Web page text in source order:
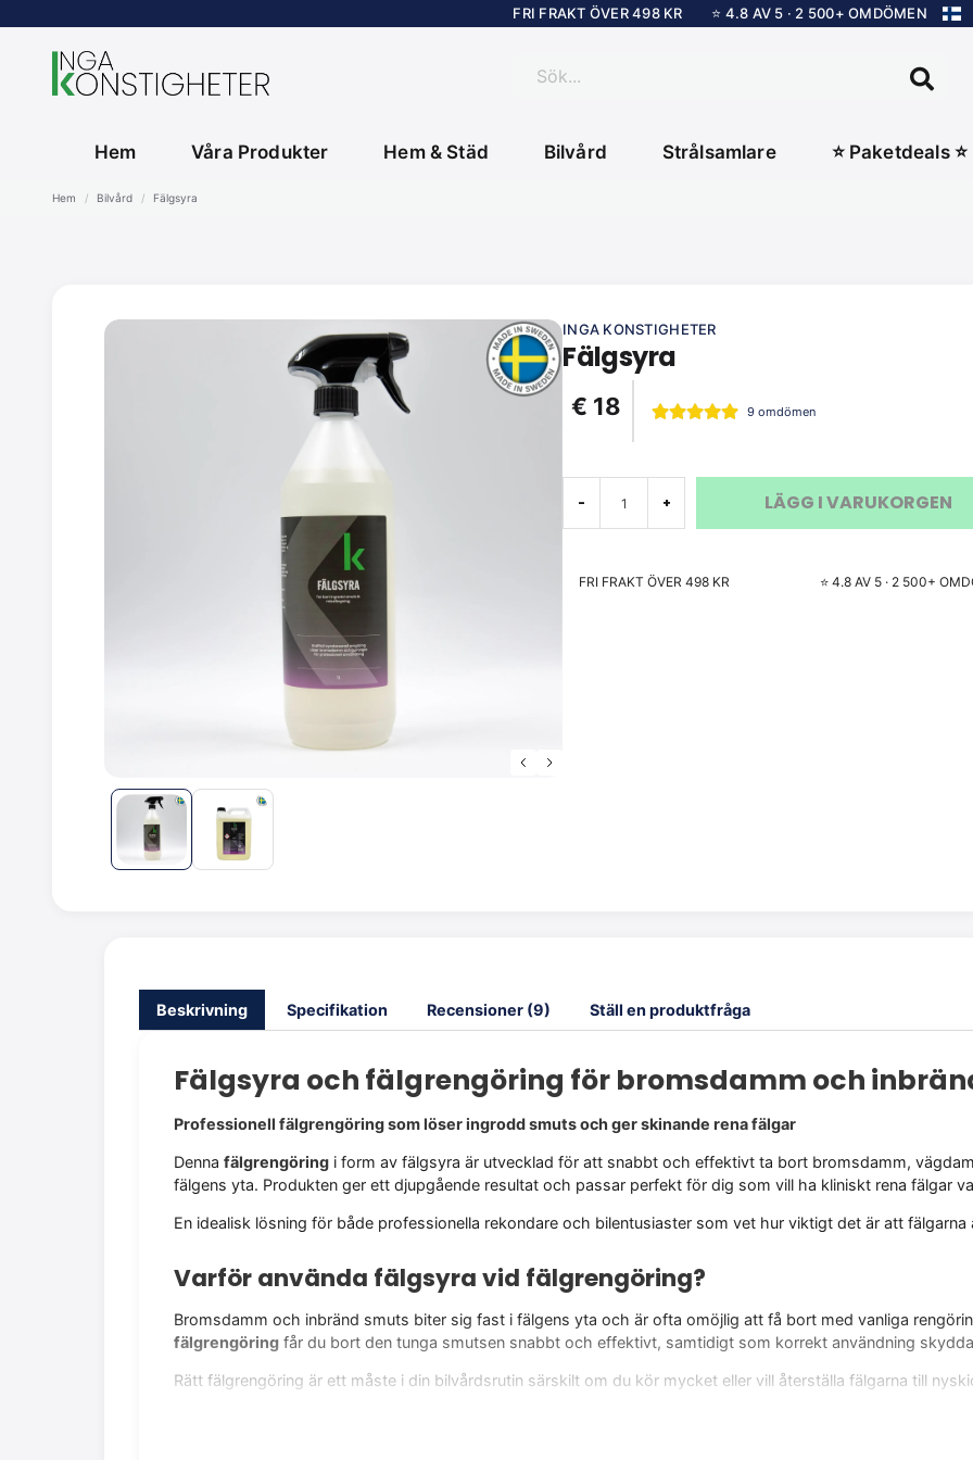
FRI FRAKT ÖVER 498 KR ⭐ 4.8 AV 5 · 2 500+ OMDÖMEN
Sök...
Hem Våra Produkter Hem & Städ Bilvård Strålsamlare ⭐ Paketdeals ⭐
Hem Bilvård Fälgsyra
INGA KONSTIGHETER
Fälgsyra
€ 18 9 omdömen
- + LÄGG I VARUKORGEN
FRI FRAKT ÖVER 498 KR ⭐ 4.8 AV 5 · 2 500+
Beskrivning Specifikation Recensioner (9) Ställ en produktfråga
Fälgsyra och fälgrengöring för bromsdamm och
Professionell fälgrengöring som löser ingrodd smuts och ger skinande rena fälgar
Denna fälgrengöring i form av fälgsyra är utvecklad för att snabbt och effektivt ta bort bromsdamm,
fälgens yta. Produkten ger ett djupgående resultat och passar perfekt för dig som vill ha kliniskt rena fälgar
En idealisk lösning för både professionella rekondare och bilentusiaster som vet hur viktigt det är att fälgarna
Varför använda fälgsyra vid fälgrengöring?
Bromsdamm och inbränd smuts biter sig fast i fälgens yta och är ofta omöjlig att få bort med vanliga
fälgrengöring får du bort den tunga smutsen snabbt och effektivt, samtidigt som korrekt användning
Rätt fälgrengöring är ett måste i din bilvårdsrutin särskilt om du kör mycket eller vill återställa fälgarna till